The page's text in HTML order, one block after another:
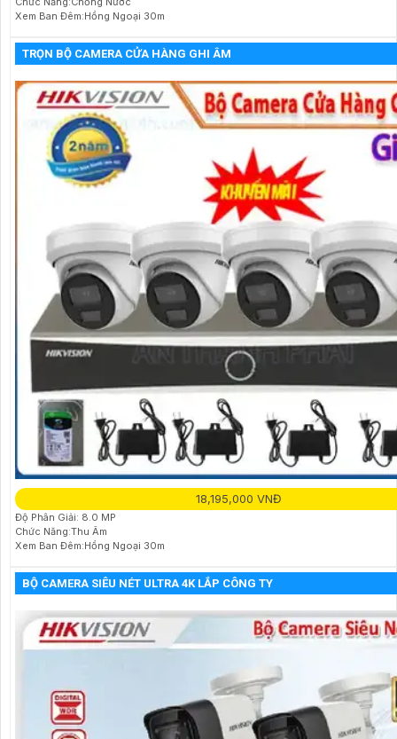
Xem Ban Đêm:Hồng Ngoại 30m
TRỌN BỘ CAMERA CỬA HÀNG GHI ÂM
18,195,000 VNĐ
Độ Phân Giải: 8.0 MP
Chức Năng:Thu Âm
Xem Ban Đêm:Hồng Ngoại 30m
BỘ CAMERA SIÊU NÉT ULTRA 4K LẮP CÔNG TY